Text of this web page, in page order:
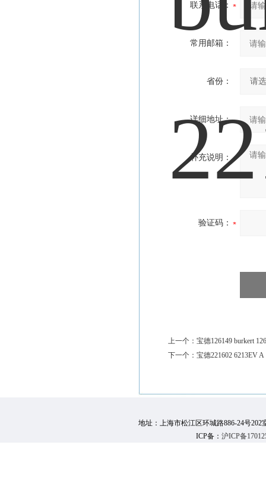
联系电话：
常用邮箱：
省份：
详细地址：
补充说明：
验证码：
上一个： 宝德126149 burkert
下一个： 宝德221602 6213EV
地址：上海市松江区环城路886-24号202
ICP备： 沪ICP备